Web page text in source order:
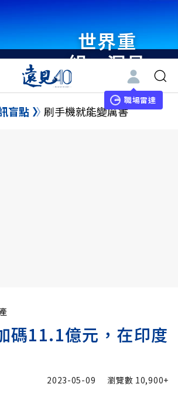
世界重
組・洞見
未來 與
世界領袖
職場雷達
盲點 刷手機就能變厲害
碼11.1億元，在印度
2023-05-09 瀏覽數 10,900+